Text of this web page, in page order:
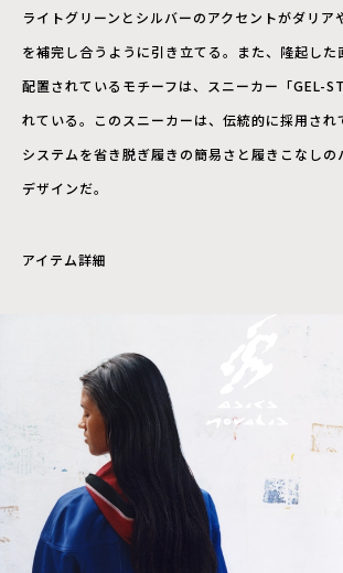
ライトグリーンとシルバーのアクセントがダリア
を補完し合うように引き立てる。また、隆起した
配置されているモチーフは、スニーカー「GEL-
れている。このスニーカーは、伝統的に採用され
システムを省き脱ぎ履きの簡易さと履きこなしの
デザインだ。
アイテム詳細